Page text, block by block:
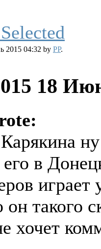
2015 04:32 by PP.
18
в
играет
он такого
хочет